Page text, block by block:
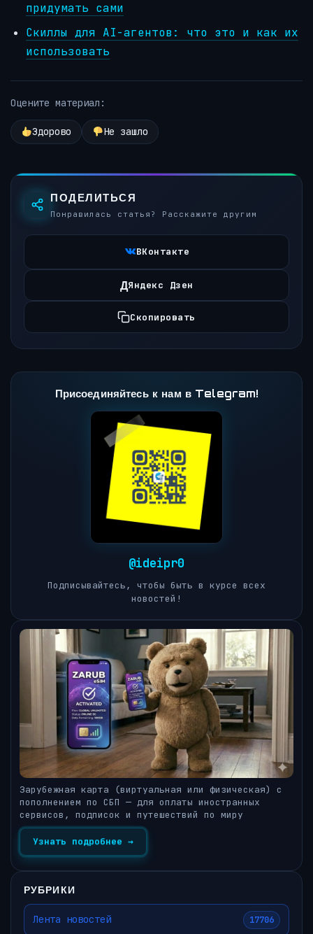
придумать сами
Скиллы для AI-агентов: что это и как их
использовать
Оцените материал:
Здорово Не зашло
ПОДЕЛИТЬСЯ
Понравилась статья? Расскажите другим
ВКонтакте
ДЯндекс Дзен
Скопировать
Присоединяйтесь к нам в Telegram!
@ideipr0
Подписывайтесь, чтобы быть в курсе всех
новостей!
Зарубежная карта (виртуальная или физическая) с
пополнением по СБП — для оплаты иностранных
сервисов, подписок и путешествий по миру
Узнать подробнее →
РУБРИКИ
Лента новостей 17706